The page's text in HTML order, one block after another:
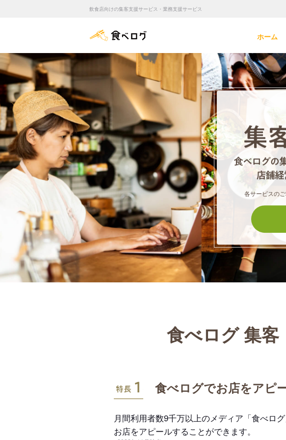
飲食店向けの集客支援サービス・業務支援サービス
ホーム
各サービスの
食べログ 集
特長1
食べログでお店をアピ
月間利用者数9千万以上のメディア「食べロ
お店をアピールすることができます。